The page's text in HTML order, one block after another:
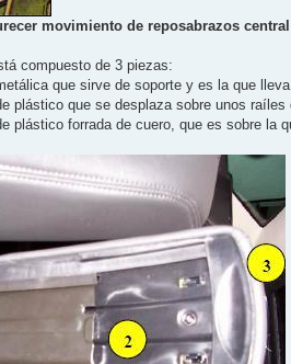
movimiento de reposabrazos
compuesto de 3 piezas:
que sirve de soporte y es la que
plástico que se desplaza sobre unos
plástico forrada de cuero, que es sobre la